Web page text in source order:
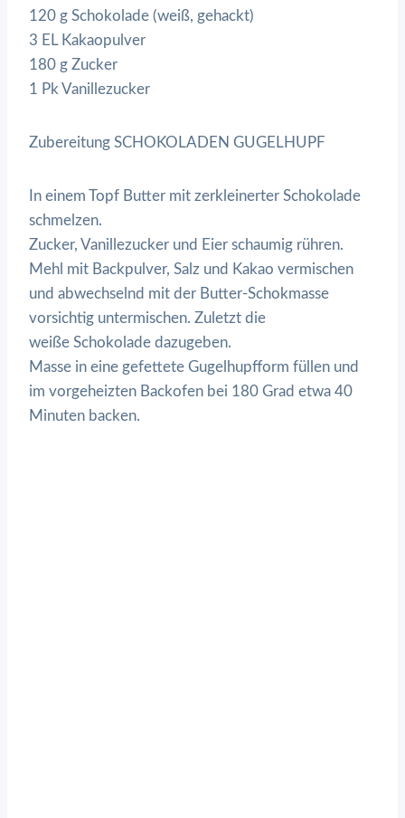
120 g Schokolade (weiß, gehackt)
3 EL Kakaopulver
180 g Zucker
1 Pk Vanillezucker
Zubereitung SCHOKOLADEN GUGELHUPF
In einem Topf Butter mit zerkleinerter Schokolade
schmelzen.
Zucker, Vanillezucker und Eier schaumig rühren.
Mehl mit Backpulver, Salz und Kakao vermischen
und abwechselnd mit der Butter-Schokmasse
vorsichtig untermischen. Zuletzt die
weiße Schokolade dazugeben.
Masse in eine gefettete Gugelhupfform füllen und
im vorgeheizten Backofen bei 180 Grad etwa 40
Minuten backen.